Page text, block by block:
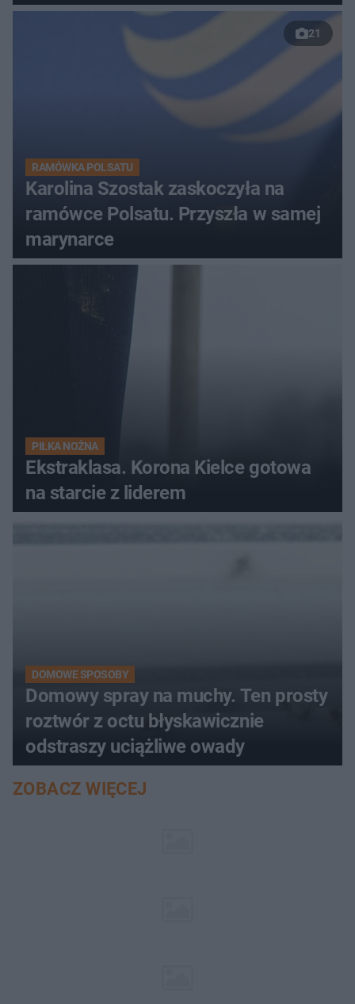
przed Karpaczem
21
RAMÓWKA POLSATU
Karolina Szostak zaskoczyła na
ramówce Polsatu. Przyszła w samej
marynarce
PIŁKA NOŻNA
Ekstraklasa. Korona Kielce gotowa
na starcie z liderem
DOMOWE SPOSOBY
Domowy spray na muchy. Ten prosty
roztwór z octu błyskawicznie
odstraszy uciążliwe owady
ZOBACZ WIĘCEJ